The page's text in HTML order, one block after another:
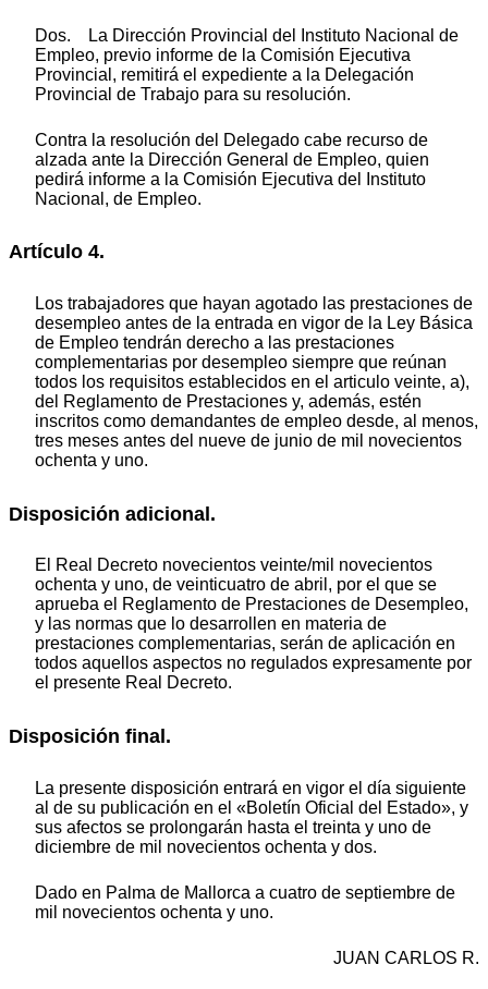
Dos. La Dirección Provincial del Instituto Nacional de
Empleo, previo informe de la Comisión Ejecutiva
Provincial, remitirá el expediente a la Delegación
Provincial de Trabajo para su resolución.
Contra la resolución del Delegado cabe recurso de
alzada ante la Dirección General de Empleo, quien
pedirá informe a la Comisión Ejecutiva del Instituto
Nacional, de Empleo.
Artículo 4.
Los trabajadores que hayan agotado las prestaciones de
desempleo antes de la entrada en vigor de la Ley Básica
de Empleo tendrán derecho a las prestaciones
complementarias por desempleo siempre que reúnan
todos los requisitos establecidos en el articulo veinte, a),
del Reglamento de Prestaciones y, además, estén
inscritos como demandantes de empleo desde, al menos,
tres meses antes del nueve de junio de mil novecientos
ochenta y uno.
Disposición adicional.
El Real Decreto novecientos veinte/mil novecientos
ochenta y uno, de veinticuatro de abril, por el que se
aprueba el Reglamento de Prestaciones de Desempleo,
y las normas que lo desarrollen en materia de
prestaciones complementarias, serán de aplicación en
todos aquellos aspectos no regulados expresamente por
el presente Real Decreto.
Disposición final.
La presente disposición entrará en vigor el día siguiente
al de su publicación en el «Boletín Oficial del Estado», y
sus afectos se prolongarán hasta el treinta y uno de
diciembre de mil novecientos ochenta y dos.
Dado en Palma de Mallorca a cuatro de septiembre de
mil novecientos ochenta y uno.
JUAN CARLOS R.